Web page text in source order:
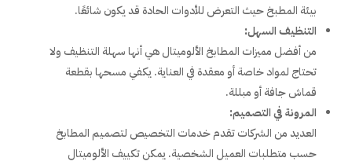
بيئة المطبخ حيث التعرض للأدوات الحادة قد يكون شائعًا.
التنظيف السهل:
من أفضل مميزات المطابخ الألوميتال هي أنها سهلة التنظيف ولا
تحتاج لمواد خاصة أو معقدة في العناية. يكفي مسحها بقطعة
قماش جافة أو مبللة.
المرونة في التصميم:
العديد من الشركات تقدم خدمات التخصيص لتصميم المطابخ
حسب متطلبات العميل الشخصية. يمكن تكييف الألوميتال